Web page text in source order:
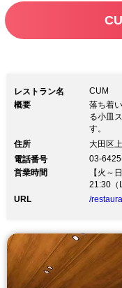
レストラン名
CUM
概要
落ち着
る小皿
す。
住所
大田区
電話番号
03-
営業時間
【火～
21:30（
URL
/